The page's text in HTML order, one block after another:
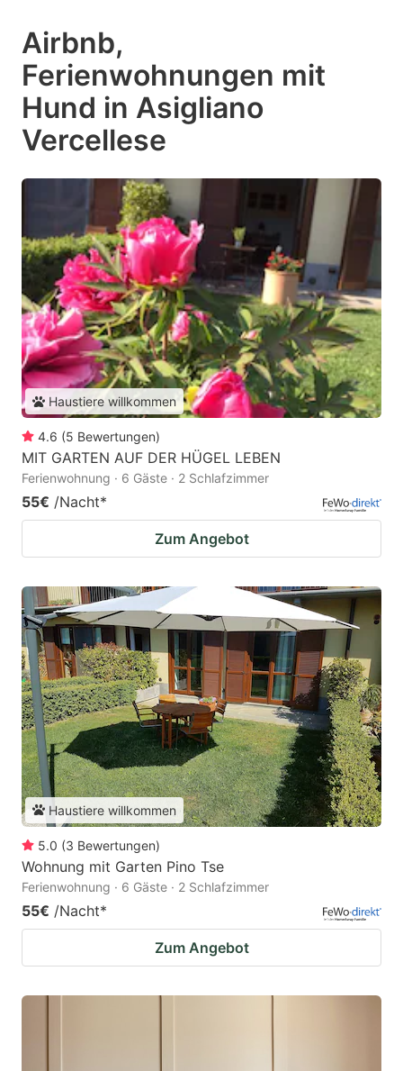
Airbnb,
Ferienwohnungen mit
Hund in Asigliano
Vercellese
Haustiere willkommen
4.6 (5 Bewertungen)
MIT GARTEN AUF DER HÜGEL LEBEN
Ferienwohnung · 6 Gäste · 2 Schlafzimmer
55€ /Nacht*
Zum Angebot
Haustiere willkommen
5.0 (3 Bewertungen)
Wohnung mit Garten Pino Tse
Ferienwohnung · 6 Gäste · 2 Schlafzimmer
55€ /Nacht*
Zum Angebot